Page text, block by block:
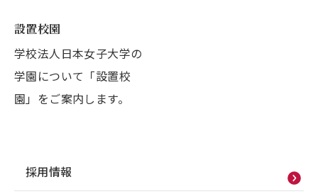
設置校園
学校法人日本女子大学の
学園について「設置校
園」をご案内します。
採用情報